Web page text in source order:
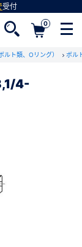
受付
0
ルト類、Oリング） ボル
4-
ド
します。
いただけ